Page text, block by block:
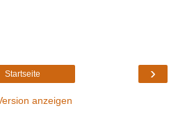
›
Startseite
anzeigen